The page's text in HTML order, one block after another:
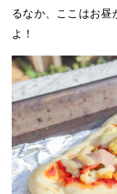
るなか、ここはお昼
よ！